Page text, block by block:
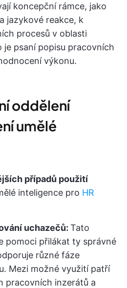
koncepční rámce, jako
jazykové reakce, k
procesů v oblasti
je psaní popisu pracovních
výkonu.
oddělení
umělé
případů použití
inteligence pro HR
uchazečů: Tato
pomoci přilákat ty správné
různé fáze
Mezi možné využití patří
pracovních inzerátů a